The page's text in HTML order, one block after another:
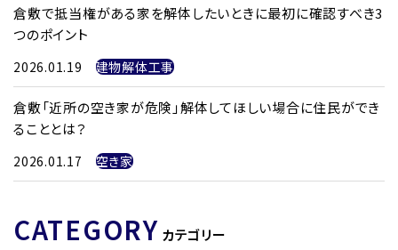
倉敷で抵当権がある家を解体したいときに最初に確認すべき3
つのポイント
2026.01.19 建物解体工事
倉敷「近所の空き家が危険」解体してほしい場合に住民ができ
ることとは？
2026.01.17 空き家
CATEGORY カテゴリー